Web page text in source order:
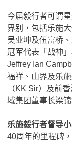
今届毅行者可谓
界别，包括乐施
吴业坤及伍富桥
冠军代表「战神
Jeffrey Ian
福祥、山界及乐
（KK Sir）及前
域集团董事长梁
乐施毅行者督导
40周年的里程碑